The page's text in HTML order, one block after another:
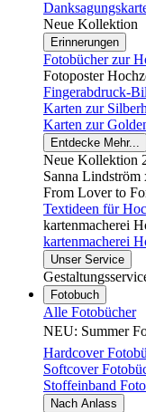
Neue Kollektion
Erinnerungen
Fotobücher zur
Fotoposter
Fingerabdruck-
Karten zur
Karten zur
Entdecke Mehr...
Neue Kollektion
Sanna Lindström
From Lover to
Textideen für
kartenmacherei
kartenmacherei
Unser Service
Fotobuch
Alle Fotobücher
NEU: Summer
Hardcover
Softcover
Stoffeinband
Nach Anlass